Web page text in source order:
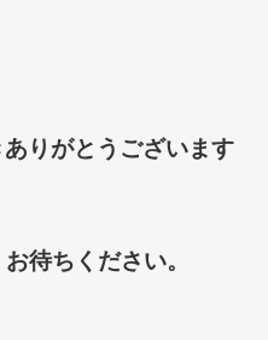
りがとうございます
待ちください。